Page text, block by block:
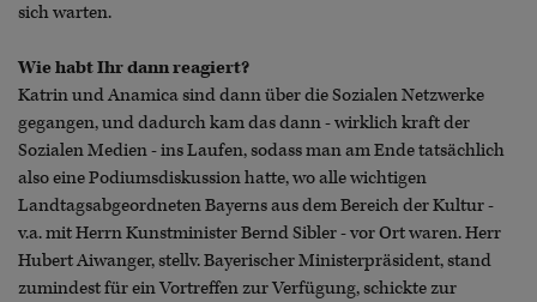
sich warten.
Wie habt Ihr dann reagiert?
Katrin und Anamica sind dann über die Sozialen Netzwerke
gegangen, und dadurch kam das dann - wirklich kraft der
Sozialen Medien - ins Laufen, sodass man am Ende tatsächlich
also eine Podiumsdiskussion hatte, wo alle wichtigen
Landtagsabgeordneten Bayerns aus dem Bereich der Kultur -
v.a. mit Herrn Kunstminister Bernd Sibler - vor Ort waren. Herr
Hubert Aiwanger, stellv. Bayerischer Ministerpräsident, stand
zumindest für ein Vortreffen zur Verfügung, schickte zur